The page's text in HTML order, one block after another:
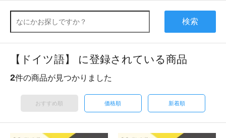
検索
【ドイツ語】 に登録されている商品
2件の商品が見つかりました
おすすめ順 価格順 新着順